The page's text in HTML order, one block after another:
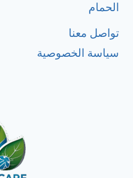
الحمام
تواصل معنا
سياسة الخصوصية